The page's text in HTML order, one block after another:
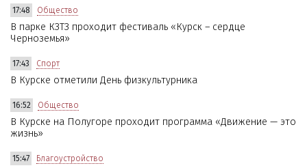
17:48 Общество
В парке КЗТЗ проходит фестиваль «Курск – сердце
Черноземья»
17:43 Спорт
В Курске отметили День физкультурника
16:52 Общество
В Курске на Полугоре проходит программа «Движение — это
жизнь»
15:47 Благоустройство